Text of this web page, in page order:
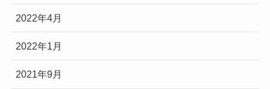
2022年4月
2022年1月
2021年9月